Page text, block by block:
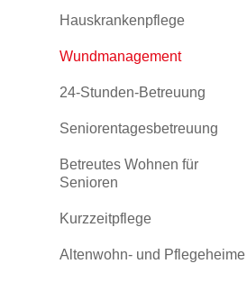
Hauskrankenpflege
Wundmanagement
24-Stunden-Betreuung
Seniorentagesbetreuung
Betreutes Wohnen für
Senioren
Kurzzeitpflege
Altenwohn- und Pflegeheime